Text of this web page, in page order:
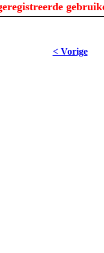
< Vorige